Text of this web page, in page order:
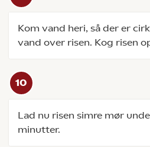
Kom vand heri, så der er
vand over risen. Kog risen
Lad nu risen simre mør
minutter.